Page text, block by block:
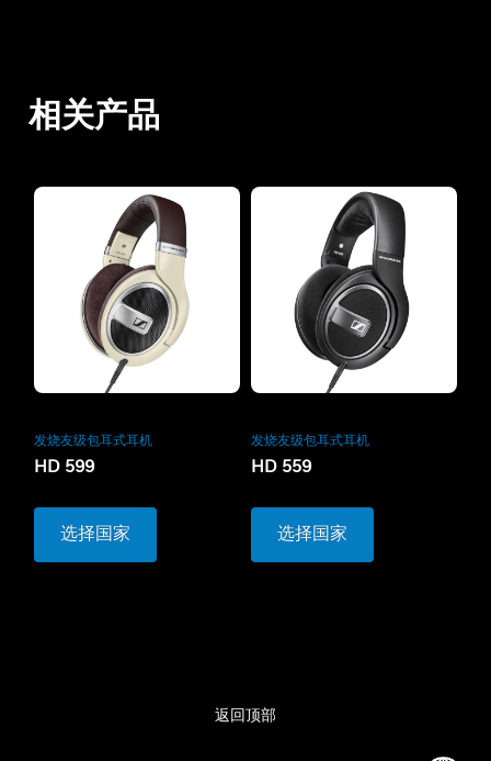
相关产品
发烧友级包耳式耳机
HD 599
选择国家
发烧友级包耳式耳机
HD 559
选择国家
返回顶部